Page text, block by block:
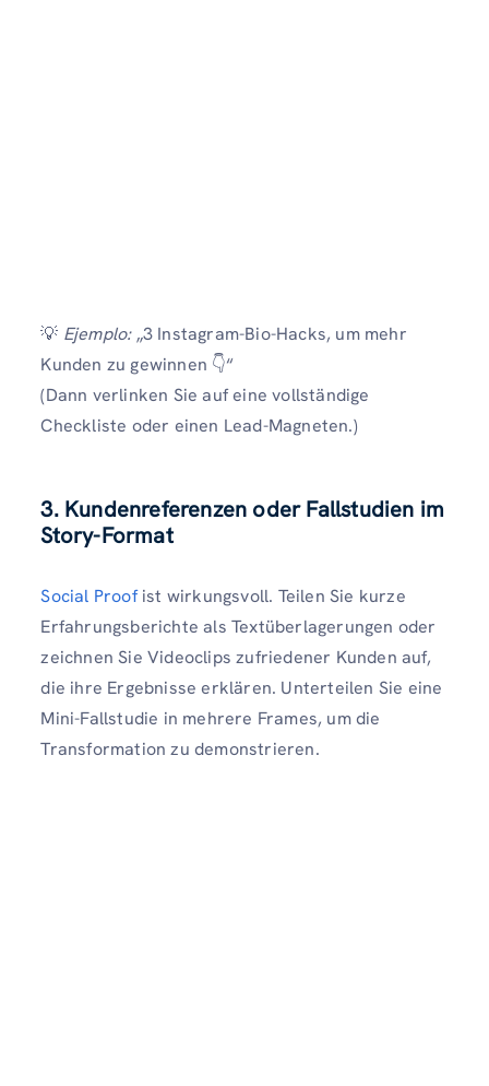
💡 Ejemplo:„3 Instagram-Bio-Hacks, um mehr
Kunden zu gewinnen 👇“
(Dann verlinken Sie auf eine vollständige
Checkliste oder einen Lead-Magneten.)
3. Kundenreferenzen oder Fallstudien im
Story-Format
Social Proofist wirkungsvoll. Teilen Sie kurze
Erfahrungsberichte als Textüberlagerungen oder
zeichnen Sie Videoclips zufriedener Kunden auf,
die ihre Ergebnisse erklären. Unterteilen Sie eine
Mini-Fallstudie in mehrere Frames, um die
Transformation zu demonstrieren.